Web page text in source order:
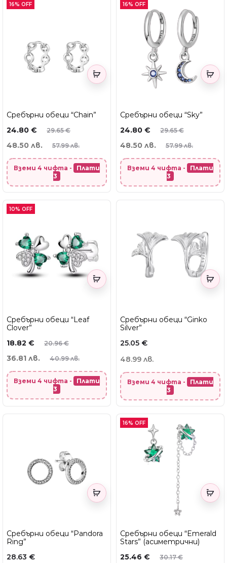
16% OFF
Сребърни обеци “Chain”
29.65€
24.80 €
57.99 лв.
48.50 лв.
Вземи 4 чифта -
Плати
3
16% OFF
Сребърни обеци “Sky”
29.65€
24.80 €
57.99 лв.
48.50 лв.
Вземи 4 чифта -
Плати
3
10% OFF
Сребърни обеци “Leaf
Clover”
20.96€
18.82 €
40.99 лв.
36.81 лв.
Вземи 4 чифта -
Плати
3
Сребърни обеци “Ginko
Silver”
25.05 €
48.99 лв.
Вземи 4 чифта -
Плати
3
Сребърни обеци “Pandora
Ring”
28.63 €
16% OFF
Сребърни обеци “Emerald
Stars” (асиметрични)
30.17€
25.46 €